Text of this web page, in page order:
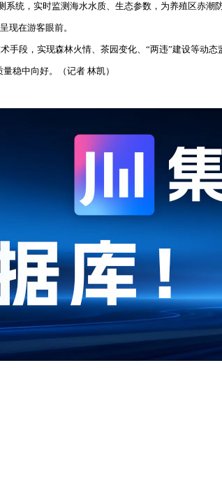
统，实时监测海水水质、生态参数，为养殖区赤潮
现在游客眼前。
段，实现森林火情、茶园变化、“两违”建设等动态
稳中向好。（记者 林凯）